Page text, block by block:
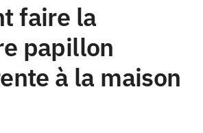
faire la
papillon
à la maison